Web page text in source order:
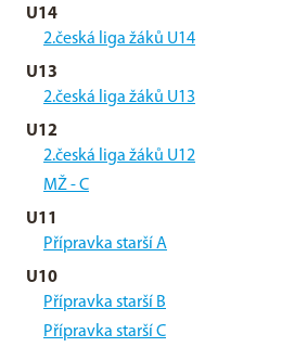
U14
2.česká liga žáků U14
U13
2.česká liga žáků U13
U12
2.česká liga žáků U12
MŽ - C
U11
Přípravka starší A
U10
Přípravka starší B
Přípravka starší C